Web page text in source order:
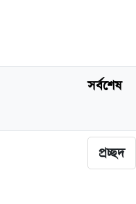
সর্বশেষ
প্রচ্ছদ